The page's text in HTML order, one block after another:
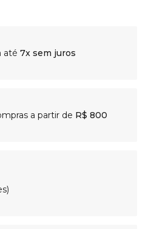
até 7x sem juros
a partir de R$ 800